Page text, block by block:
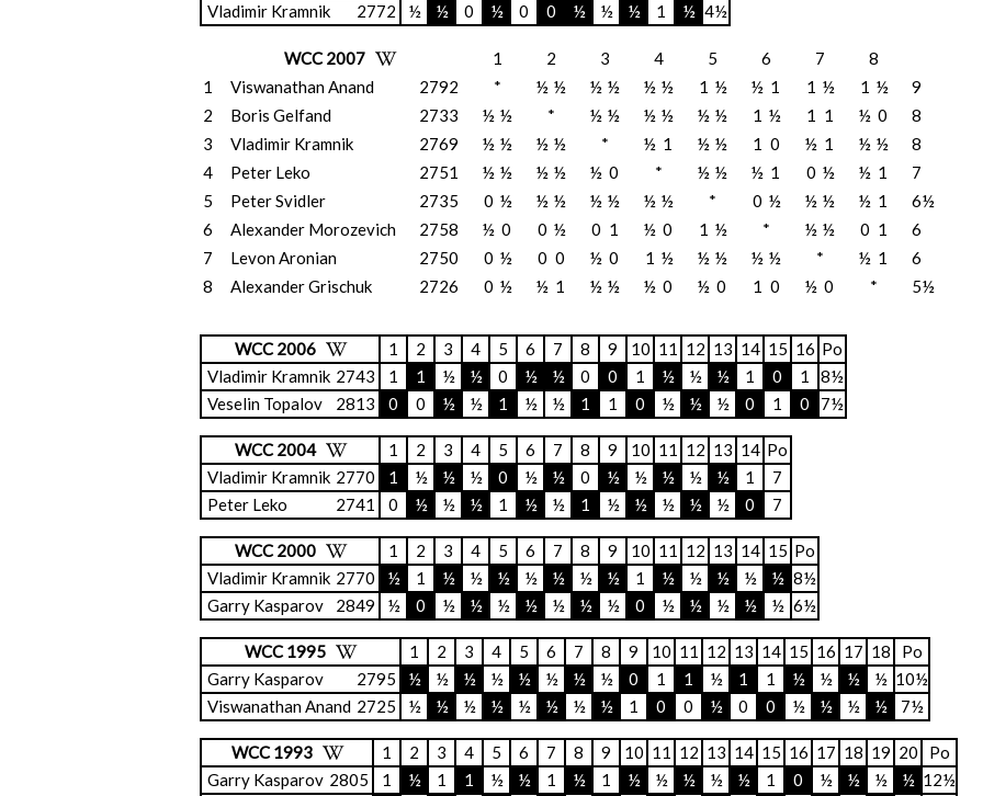
Vladimir Kramnik
2772 ½ ½ 0 ½ 0 0 ½ ½ ½ 1 ½ 4½
WCC 2007 1 2 3 4 5 6 7
8
1
Viswanathan Anand 2792 * ½ ½ ½ ½ ½ ½ 1 ½ ½ 1 1 ½ 1 ½
9
2
Boris Gelfand 2733 ½ ½ * ½ ½ ½ ½ ½ ½ 1 ½ 1 1 ½ 0
8
3
Vladimir Kramnik 2769 ½ ½ ½ ½ * ½ 1 ½ ½ 1 0 ½ 1 ½ ½
8
4
Peter Leko 2751 ½ ½ ½ ½ ½ 0 * ½ ½ ½ 1 0 ½ ½ 1
7
5
Peter Svidler 2735 0 ½ ½ ½ ½ ½ ½ ½ * 0 ½ ½ ½ ½ 1
6½
6
Alexander Morozevich 2758 ½ 0 0 ½ 0 1 ½ 0 1 ½ * ½ ½ 0 1
6
7
Levon Aronian 2750 0 ½ 0 0 ½ 0 1 ½ ½ ½ ½ ½ * ½ 1
6
8
Alexander Grischuk 2726 0 ½ ½ 1 ½ ½ ½ 0 ½ 0 1 0 ½ 0 * 5½
WCC 2006 1 2 3 4 5 6 7 8 9 10 11 12 13 14 15 16 Po
Vladimir Kramnik 2743 1 1 ½ ½ 0 ½ ½ 0 0 1 ½ ½ ½ 1 0 1
8½
Veselin Topalov
2813 0 0 ½ ½ 1 ½ ½ 1 1 0 ½ ½ ½ 0 1 0 7½
WCC 2004 1 2 3 4 5 6 7 8 9 10 11 12 13 14 Po
Vladimir Kramnik 2770 1 ½ ½ ½ 0 ½ ½ 0 ½ ½ ½ ½ ½ 1
7
Peter Leko
2741 0 ½ ½ ½ 1 ½ ½ 1 ½ ½ ½ ½ ½ 0 7
WCC 2000 1 2 3 4 5 6 7 8 9 10 11 12 13 14 15 Po
Vladimir Kramnik 2770 ½ 1 ½ ½ ½ ½ ½ ½ ½ 1 ½ ½ ½ ½ ½ 8½
Garry Kasparov
2849 ½ 0 ½ ½ ½ ½ ½ ½ ½ 0 ½ ½ ½ ½ ½ 6½
WCC 1995 1 2 3 4 5 6 7 8 9 10 11 12 13 14 15 16 17 18
Po
Garry Kasparov
2795 ½ ½ ½ ½ ½ ½ ½ ½ 0 1 1 ½ 1 1 ½ ½ ½ ½ 10½
Viswanathan Anand 2725 ½ ½ ½ ½ ½ ½ ½ ½ 1 0 0 ½ 0 0 ½ ½ ½ ½ 7½
WCC 1993 1 2 3 4 5 6 7 8 9 10 11 12 13 14 15 16 17 18 19 20
Po
Garry Kasparov 2805 1 ½ 1 1 ½ ½ 1 ½ 1 ½ ½ ½ ½ ½ 1 0 ½ ½ ½ ½ 12½